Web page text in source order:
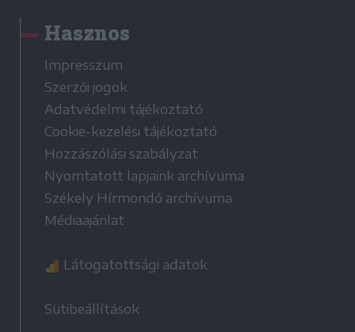
Hasznos
Impresszum
Szerzői jogok
Adatvédelmi tájékoztató
Cookie-kezelési tájékoztató
Hozzászólási szabályzat
Nyomtatott lapjaink archívuma
Székely Hírmondó archívuma
Médiaajánlat
Látogatottsági adatok
Sütibeállítások